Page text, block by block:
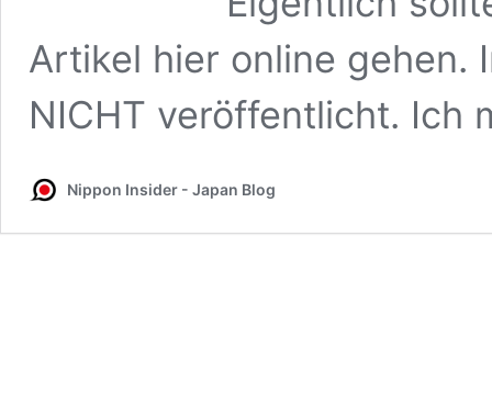
Artikel hier online gehen.
NICHT veröffentlicht. Ich
Nippon Insider - Japan Blog